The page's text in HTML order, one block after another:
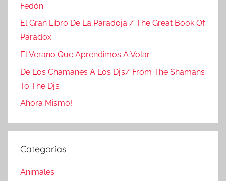
Fedón
El Gran Libro De La Paradoja / The Great Book Of
Paradox
El Verano Que Aprendimos A Volar
De Los Chamanes A Los Dj’s/ From The Shamans
To The Dj’s
Ahora Mismo!
Categorías
Animales